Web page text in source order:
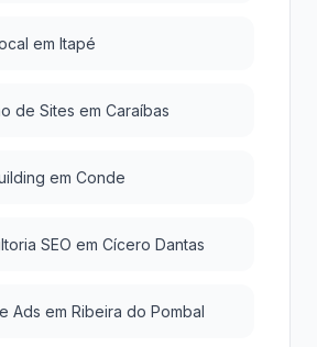
em Itapé
de Sites em Caraíbas
em Conde
SEO em Cícero Dantas
Ads em Ribeira do Pombal